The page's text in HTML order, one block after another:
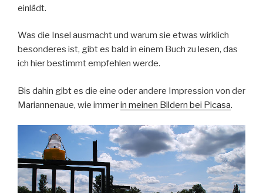
einlädt.
Was die Insel ausmacht und warum sie etwas wirklich
besonderes ist, gibt es bald in einem Buch zu lesen, das
ich hier bestimmt empfehlen werde.
Bis dahin gibt es die eine oder andere Impression von der
Mariannenaue, wie immerin meinen Bildern bei Picasa.